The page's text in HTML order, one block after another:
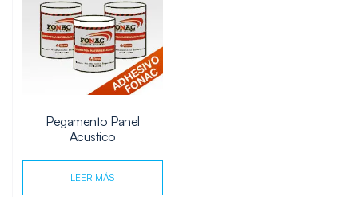
Pegamento Panel
Acustico
LEER MÁS